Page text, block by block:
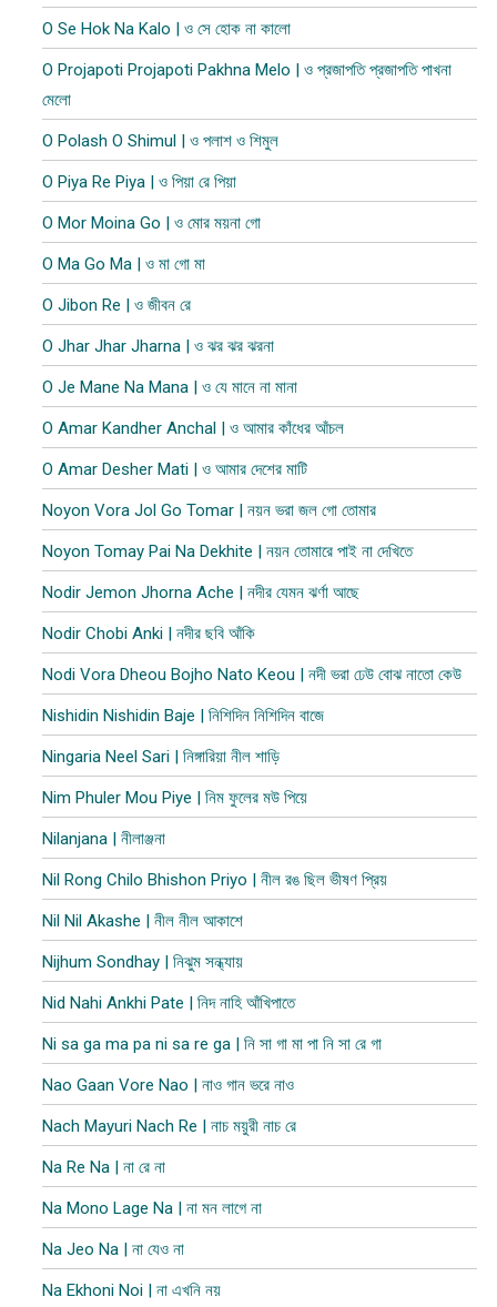
O Se Hok Na Kalo | ও সে হোক না কালো
O Projapoti Projapoti Pakhna Melo | ও প্রজাপতি প্রজাপতি পাখনা
মেলো
O Polash O Shimul | ও পলাশ ও শিমুল
O Piya Re Piya | ও পিয়া রে পিয়া
O Mor Moina Go | ও মোর ময়না গো
O Ma Go Ma | ও মা গো মা
O Jibon Re | ও জীবন রে
O Jhar Jhar Jharna | ও ঝর ঝর ঝরনা
O Je Mane Na Mana | ও যে মানে না মানা
O Amar Kandher Anchal | ও আমার কাঁধের আঁচল
O Amar Desher Mati | ও আমার দেশের মাটি
Noyon Vora Jol Go Tomar | নয়ন ভরা জল গো তোমার
Noyon Tomay Pai Na Dekhite | নয়ন তোমারে পাই না দেখিতে
Nodir Jemon Jhorna Ache | নদীর যেমন ঝর্ণা আছে
Nodir Chobi Anki | নদীর ছবি আঁকি
Nodi Vora Dheou Bojho Nato Keou | নদী ভরা ঢেউ বোঝ নাতো কেউ
Nishidin Nishidin Baje | নিশিদিন নিশিদিন বাজে
Ningaria Neel Sari | নিঙ্গারিয়া নীল শাড়ি
Nim Phuler Mou Piye | নিম ফুলের মউ পিয়ে
Nilanjana | নীলাঞ্জনা
Nil Rong Chilo Bhishon Priyo | নীল রঙ ছিল ভীষণ প্রিয়
Nil Nil Akashe | নীল নীল আকাশে
Nijhum Sondhay | নিঝুম সন্ধ্যায়
Nid Nahi Ankhi Pate | নিদ নাহি আঁখিপাতে
Ni sa ga ma pa ni sa re ga | নি সা গা মা পা নি সা রে গা
Nao Gaan Vore Nao | নাও গান ভরে নাও
Nach Mayuri Nach Re | নাচ ময়ুরী নাচ রে
Na Re Na | না রে না
Na Mono Lage Na | না মন লাগে না
Na Jeo Na | না যেও না
Na Ekhoni Noi | না এখনি নয়